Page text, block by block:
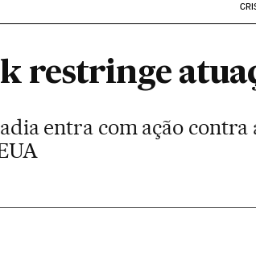
restringe
entra com ação contra